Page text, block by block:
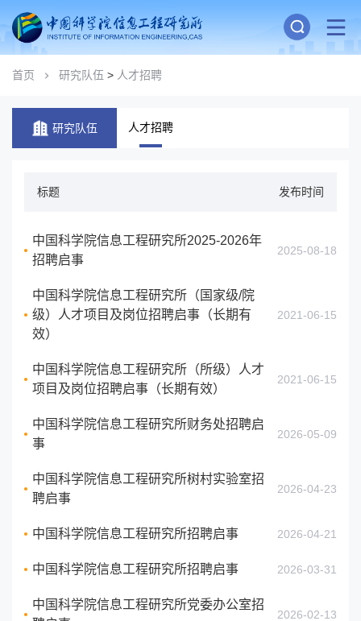
首页 研究队伍 > 人才招聘
研究队伍 人才招聘
标题 发布时间
中国科学院信息工程研究所2025-2026年
招聘启事
2025-08-18
中国科学院信息工程研究所（国家级/院
级）人才项目及岗位招聘启事（长期有
效）
2021-06-15
中国科学院信息工程研究所（所级）人才
项目及岗位招聘启事（长期有效）
2021-06-15
中国科学院信息工程研究所财务处招聘启
事
2026-05-09
中国科学院信息工程研究所树村实验室招
聘启事
2026-04-23
中国科学院信息工程研究所招聘启事 2026-04-21
中国科学院信息工程研究所招聘启事 2026-03-31
中国科学院信息工程研究所党委办公室招
2026-02-13